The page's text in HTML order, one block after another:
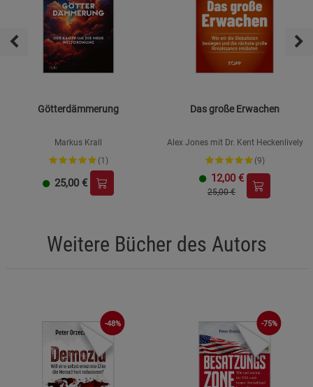
Götterdämmerung
Markus Krall
(1)
25,00 €
Das große Erwachen
Alex Jones mit Dr. Kent Heckenlively
(9)
12,00 €
25,00 €
Weitere Bücher des Autors
-48% -75%